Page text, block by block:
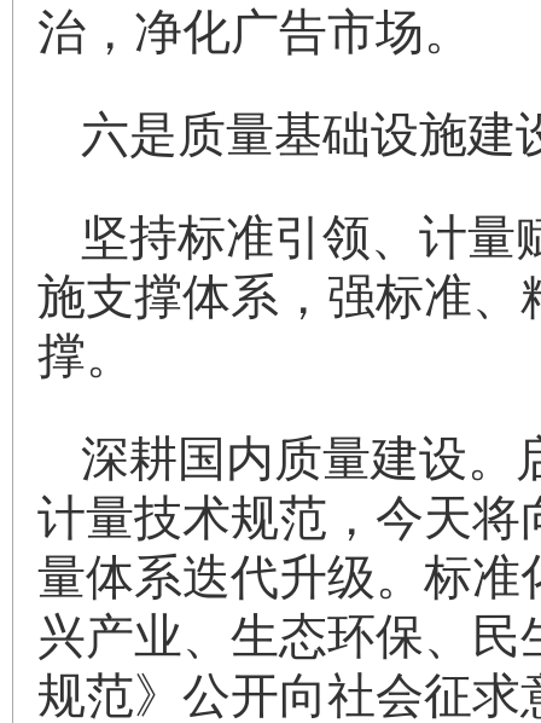
治，净化广告市场。
六是质量基础设施建
坚持标准引领、计量
施支撑体系，强标准
撑。
深耕国内质量建设。
计量技术规范，今天
量体系迭代升级。标
兴产业、生态环保、
规范》公开向社会征